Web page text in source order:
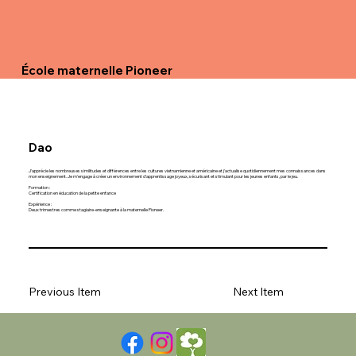
École maternelle Pioneer
Dao
J'apprécie les nombreuses similitudes et différences entre les cultures vietnamienne et américaine et j'actualise quotidiennement mes connaissances dans
mon enseignement. Je m'engage à créer un environnement d'apprentissage joyeux, sécurisant et stimulant pour les jeunes enfants, par le jeu.
Formation :
Certification en éducation de la petite enfance
Expérience :
Deux trimestres comme stagiaire-enseignante à la maternelle Pioneer.
Next Item
Previous Item